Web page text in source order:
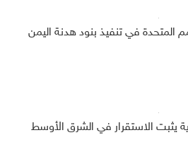
المتحدة في تنفيذ بنود هدنة اليمن
يثبت الاستقرار في الشرق الأوسط